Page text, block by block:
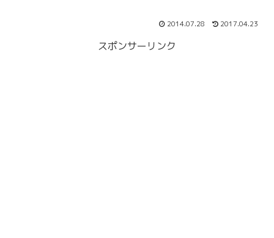
2014.07.28 2017.04.23
スポンサーリンク